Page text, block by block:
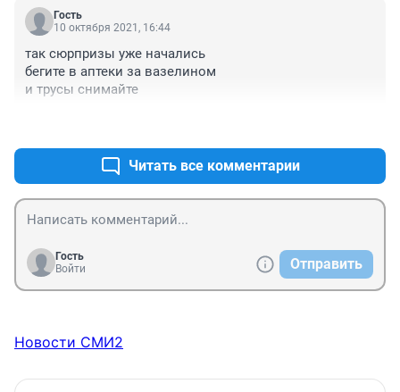
Гость
10 октября 2021, 16:44
так сюрпризы уже начались
бегите в аптеки за вазелином
и трусы снимайте
Читать все комментарии
Гость
Войти
Отправить
Новости СМИ2